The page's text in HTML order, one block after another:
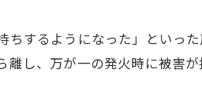
保管時の事故防止ポイントを
ローン管理に欠かせない日常
ちするようになった」といっ
し、万が一の発火時に被害が